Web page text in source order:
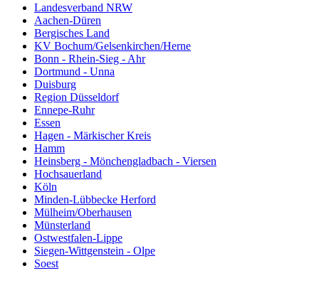
Landesverband NRW
Aachen-Düren
Bergisches Land
KV Bochum/Gelsenkirchen/Herne
Bonn - Rhein-Sieg - Ahr
Dortmund - Unna
Duisburg
Region Düsseldorf
Ennepe-Ruhr
Essen
Hagen - Märkischer Kreis
Hamm
Heinsberg - Mönchengladbach - Viersen
Hochsauerland
Köln
Minden-Lübbecke Herford
Mülheim/Oberhausen
Münsterland
Ostwestfalen-Lippe
Siegen-Wittgenstein - Olpe
Soest